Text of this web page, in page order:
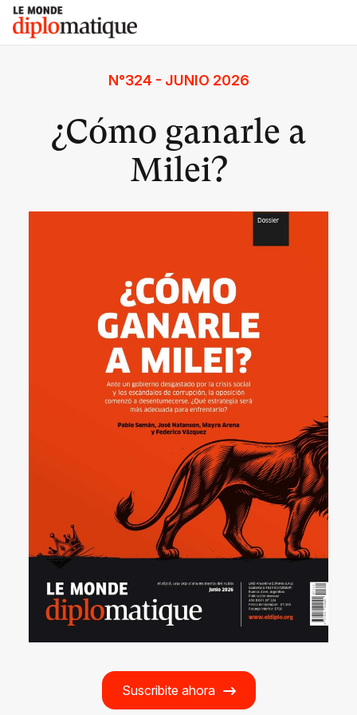
Skip
content
Le monde diplomatique
N°324 - JUNIO 2026
¿Cómo ganarle a
Milei?
Suscribite ahora